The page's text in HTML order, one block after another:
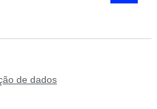
de dados